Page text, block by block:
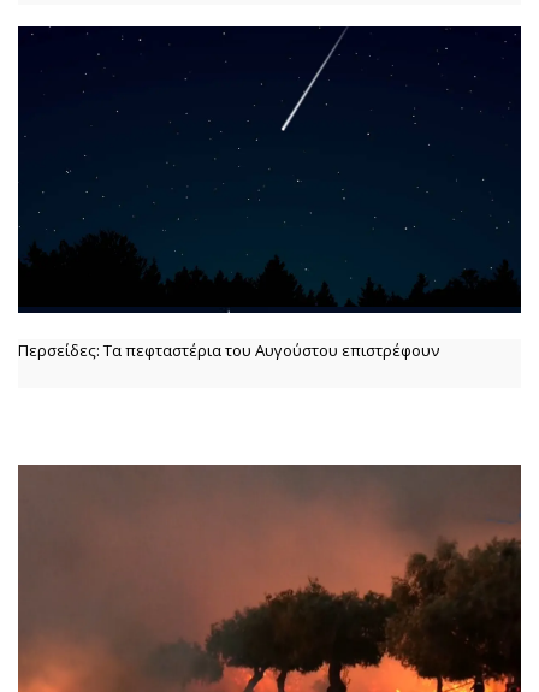
Περσείδες: Τα πεφταστέρια του Αυγούστου επιστρέφουν